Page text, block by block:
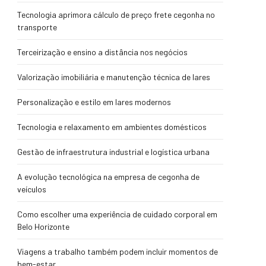
Tecnologia aprimora cálculo de preço frete cegonha no
transporte
Terceirização e ensino a distância nos negócios
Valorização imobiliária e manutenção técnica de lares
Personalização e estilo em lares modernos
Tecnologia e relaxamento em ambientes domésticos
Gestão de infraestrutura industrial e logística urbana
A evolução tecnológica na empresa de cegonha de
veículos
Como escolher uma experiência de cuidado corporal em
Belo Horizonte
Viagens a trabalho também podem incluir momentos de
bem-estar